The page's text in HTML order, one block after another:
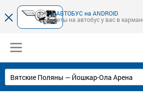
НА-АВТОБУС на ANDROID
Билеты на автобус у вас в